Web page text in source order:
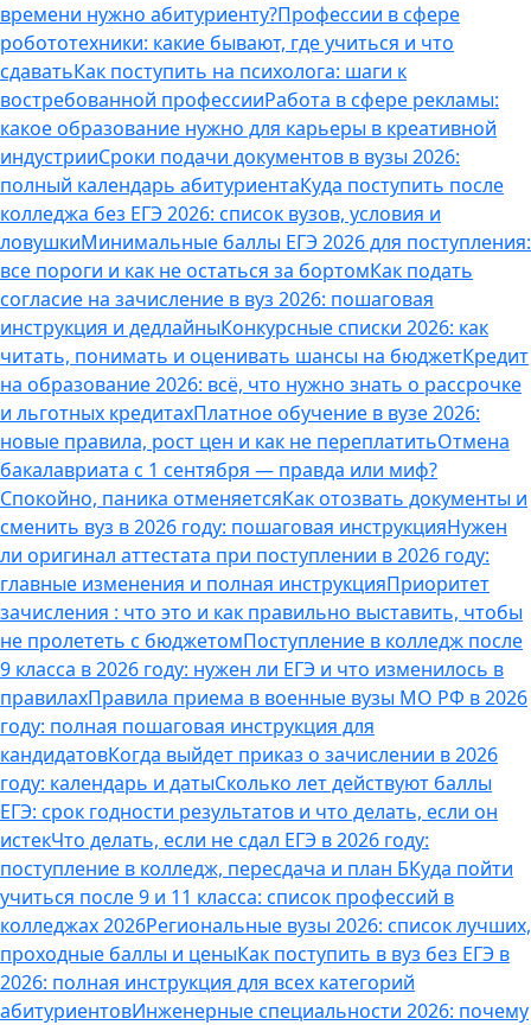
времени нужно абитуриенту?Профессии в сфере
робототехники: какие бывают, где учиться и что
сдаватьКак поступить на психолога: шаги к
востребованной профессииРабота в сфере рекламы:
какое образование нужно для карьеры в креативной
индустрииСроки подачи документов в вузы 2026:
полный календарь абитуриентаКуда поступить после
колледжа без ЕГЭ 2026: список вузов, условия и
ловушкиМинимальные баллы ЕГЭ 2026 для поступления:
все пороги и как не остаться за бортомКак подать
согласие на зачисление в вуз 2026: пошаговая
инструкция и дедлайныКонкурсные списки 2026: как
читать, понимать и оценивать шансы на бюджетКредит
на образование 2026: всё, что нужно знать о рассрочке
и льготных кредитахПлатное обучение в вузе 2026:
новые правила, рост цен и как не переплатитьОтмена
бакалавриата с 1 сентября — правда или миф?
Спокойно, паника отменяетсяКак отозвать документы и
сменить вуз в 2026 году: пошаговая инструкцияНужен
ли оригинал аттестата при поступлении в 2026 году:
главные изменения и полная инструкцияПриоритет
зачисления : что это и как правильно выставить, чтобы
не пролететь с бюджетомПоступление в колледж после
9 класса в 2026 году: нужен ли ЕГЭ и что изменилось в
правилахПравила приема в военные вузы МО РФ в 2026
году: полная пошаговая инструкция для
кандидатовКогда выйдет приказ о зачислении в 2026
году: календарь и датыСколько лет действуют баллы
ЕГЭ: срок годности результатов и что делать, если он
истекЧто делать, если не сдал ЕГЭ в 2026 году:
поступление в колледж, пересдача и план БКуда пойти
учиться после 9 и 11 класса: список профессий в
колледжах 2026Региональные вузы 2026: список лучших,
проходные баллы и ценыКак поступить в вуз без ЕГЭ в
2026: полная инструкция для всех категорий
абитуриентовИнженерные специальности 2026: почему